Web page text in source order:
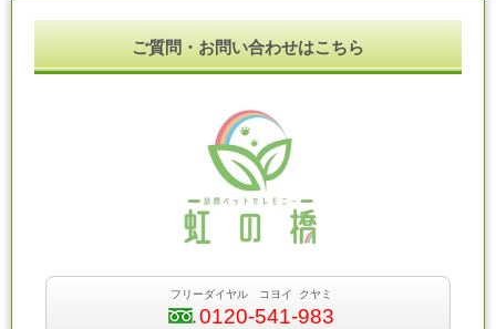
ご質問・お問い合わせはこちら
フリーダイヤル コヨイ クヤミ
0120-541-983